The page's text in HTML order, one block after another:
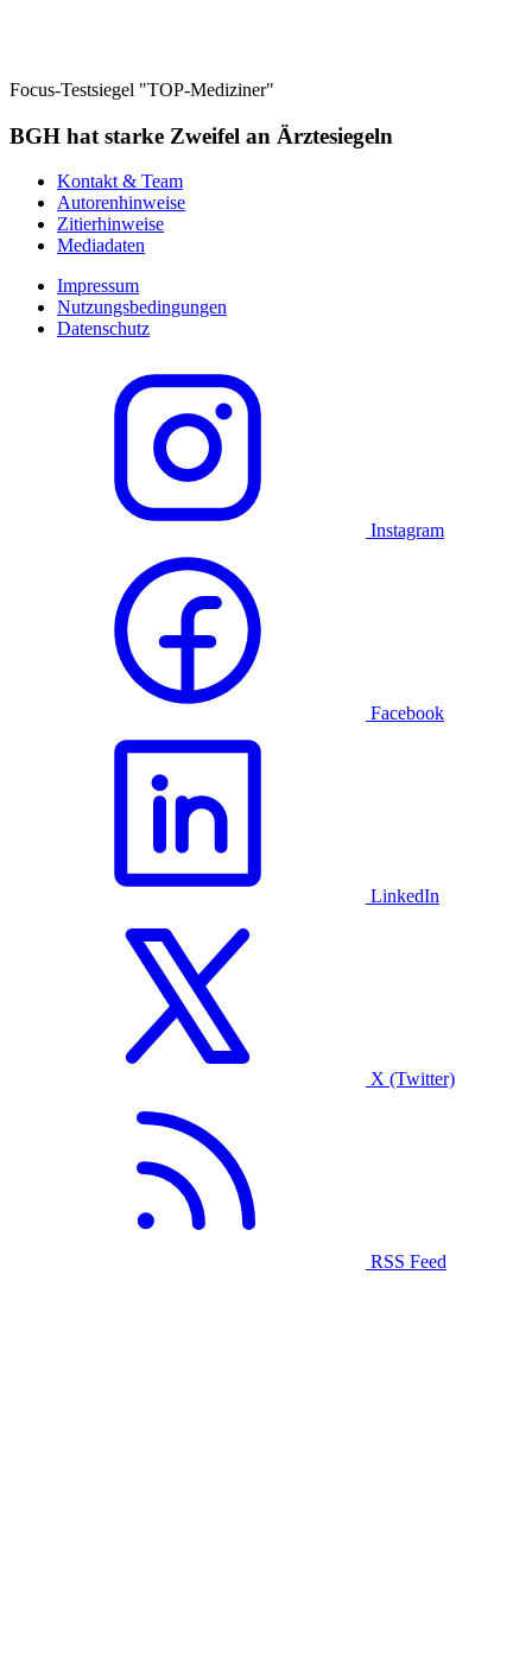
Focus-Testsiegel "TOP-Mediziner"
BGH hat starke Zweifel an Ärztesiegeln
Kontakt & Team
Autorenhinweise
Zitierhinweise
Mediadaten
Impressum
Nutzungsbedingungen
Datenschutz
Instagram
Facebook
LinkedIn
X (Twitter)
RSS Feed